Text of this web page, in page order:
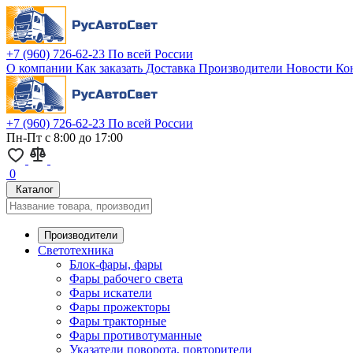
+7 (960) 726-62-23 По всей России
О компании Как заказать Доставка Производители Новости
+7 (960) 726-62-23 По всей России
Пн-Пт с 8:00 до 17:00
0
Каталог
Производители
Светотехника
Блок-фары, фары
Фары рабочего света
Фары искатели
Фары прожекторы
Фары тракторные
Фары противотуманные
Указатели поворота, повторители